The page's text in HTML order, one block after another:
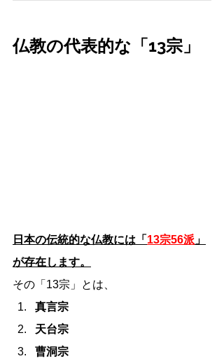
仏教の代表的な「13宗」
日本の伝統的な仏教には「 13宗56派 」
が存在します。
その「13宗」とは、
真言宗
天台宗
曹洞宗